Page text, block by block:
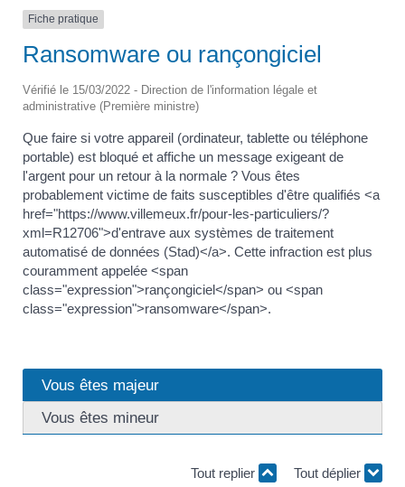
Fiche pratique
Ransomware ou rançongiciel
Vérifié le 15/03/2022 - Direction de l'information légale et
administrative (Première ministre)
Que faire si votre appareil (ordinateur, tablette ou téléphone
portable) est bloqué et affiche un message exigeant de
l'argent pour un retour à la normale ? Vous êtes
probablement victime de faits susceptibles d'être qualifiés <a
href="https://www.villemeux.fr/pour-les-particuliers/?
xml=R12706">d'entrave aux systèmes de traitement
automatisé de données (Stad)</a>. Cette infraction est plus
couramment appelée <span
class="expression">rançongiciel</span> ou <span
class="expression">ransomware</span>.
Vous êtes majeur
Vous êtes mineur
Tout replier Tout déplier